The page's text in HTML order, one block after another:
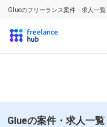
Glueのフリーランス案件・求人一覧
Glueの案件・求人一覧